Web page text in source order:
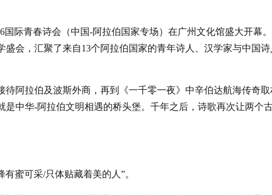
国际青春诗会（中国-阿拉伯国家专场）在广州文化馆盛大开幕
会，汇聚了来自13个阿拉伯国家的青年诗人、汉学家与中国
待阿拉伯及波斯外商，再到《一千零一夜》中辛伯达航海传奇
中华-阿拉伯文明相遇的桥头堡。千年之后，诗歌再次让两个
蜜可采/只体贴藏着美的人”。